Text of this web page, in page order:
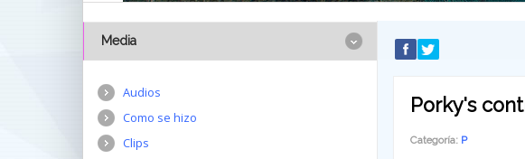
Porky's
Categoría: P
Media
Audios
Como se hizo
Clips